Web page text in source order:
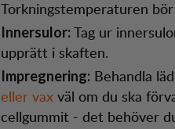
Torkningstemperaturen
Innersulor:Tag ur
upprätt i skaften.
Impregnering: Behandla
eller vax väl om du ska
cellgummit - det behöver